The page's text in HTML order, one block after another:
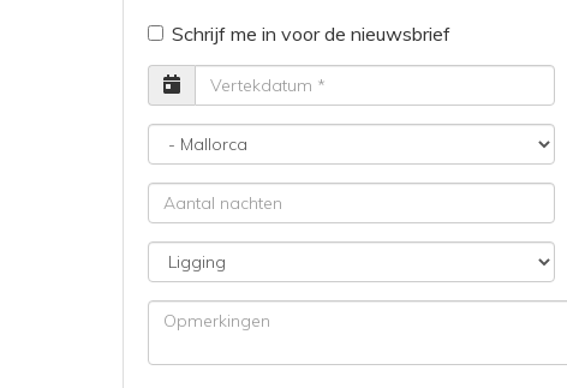
Schrijf me in voor de nieuwsbrief
Vertrekdatum
Bestemming
Aantal
nachten
Ligging
Opmerkingen